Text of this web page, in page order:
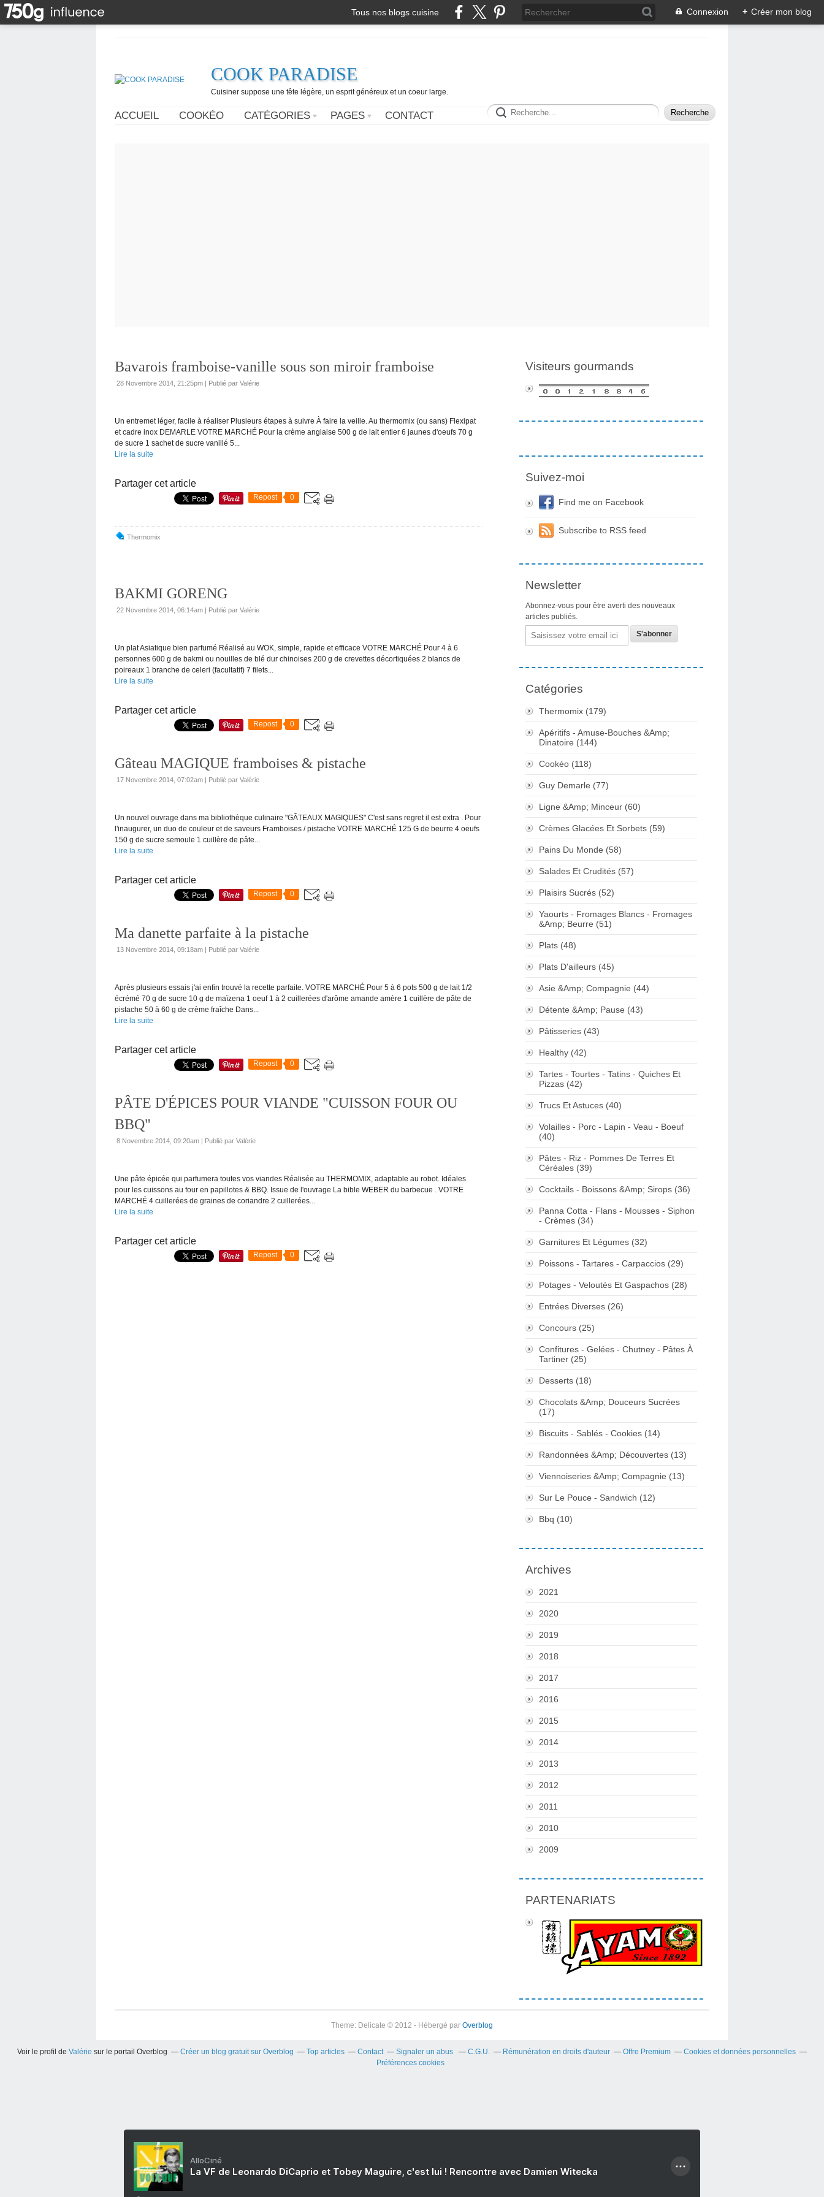
Tous nos blogs cuisine Connexion + Créer mon blog
COOK PARADISE
Cuisiner suppose une tête légère, un esprit généreux et un coeur large.
ACCUEIL COOKÉO CATÉGORIES PAGES CONTACT
Bavarois framboise-vanille sous son miroir framboise
28 Novembre 2014, 21:25pm | Publié par Valérie
Un entremet léger, facile à réaliser Plusieurs étapes à suivre À faire la veille. Au thermomix (ou sans) Flexipat
et cadre inox DEMARLE VOTRE MARCHÉ Pour la crème anglaise 500 g de lait entier 6 jaunes d'oeufs 70 g
de sucre 1 sachet de sucre vanillé 5...
Lire la suite
Partager cet article
Repost 0
Thermomix
BAKMI GORENG
22 Novembre 2014, 06:14am | Publié par Valérie
Un plat Asiatique bien parfumé Réalisé au WOK, simple, rapide et efficace VOTRE MARCHÉ Pour 4 à 6
personnes 600 g de bakmi ou nouilles de blé dur chinoises 200 g de crevettes décortiquées 2 blancs de
poireaux 1 branche de celeri (facultatif) 7 filets...
Lire la suite
Partager cet article
Repost 0
Gâteau MAGIQUE framboises & pistache
17 Novembre 2014, 07:02am | Publié par Valérie
Un nouvel ouvrage dans ma bibliothèque culinaire "GÂTEAUX MAGIQUES" C'est sans regret il est extra . Pour
l'inaugurer, un duo de couleur et de saveurs Framboises / pistache VOTRE MARCHÉ 125 G de beurre 4 oeufs
150 g de sucre semoule 1 cuillère de pâte...
Lire la suite
Partager cet article
Repost 0
Ma danette parfaite à la pistache
13 Novembre 2014, 09:18am | Publié par Valérie
Après plusieurs essais j'ai enfin trouvé la recette parfaite. VOTRE MARCHÉ Pour 5 à 6 pots 500 g de lait 1/2
écrémé 70 g de sucre 10 g de maïzena 1 oeuf 1 à 2 cuillerées d'arôme amande amère 1 cuillère de pâte de
pistache 50 à 60 g de crème fraîche Dans...
Lire la suite
Partager cet article
Repost 0
PÂTE D'ÉPICES POUR VIANDE "CUISSON FOUR OU
BBQ"
8 Novembre 2014, 09:20am | Publié par Valérie
Une pâte épicée qui parfumera toutes vos viandes Réalisée au THERMOMIX, adaptable au robot. Idéales
pour les cuissons au four en papillotes & BBQ. Issue de l'ouvrage La bible WEBER du barbecue . VOTRE
MARCHÉ 4 cuillerées de graines de coriandre 2 cuillerées...
Lire la suite
Partager cet article
Repost 0
Visiteurs gourmands
Suivez-moi
Find me on Facebook
Subscribe to RSS feed
Newsletter
Abonnez-vous pour être averti des nouveaux
articles publiés.
Email
Catégories
Thermomix (179)
Apéritifs - Amuse-Bouches &Amp;
Dinatoire (144)
Cookéo (118)
Guy Demarle (77)
Ligne &Amp; Minceur (60)
Crèmes Glacées Et Sorbets (59)
Pains Du Monde (58)
Salades Et Crudités (57)
Plaisirs Sucrés (52)
Yaourts - Fromages Blancs - Fromages
&Amp; Beurre (51)
Plats (48)
Plats D'ailleurs (45)
Asie &Amp; Compagnie (44)
Détente &Amp; Pause (43)
Pâtisseries (43)
Healthy (42)
Tartes - Tourtes - Tatins - Quiches Et
Pizzas (42)
Trucs Et Astuces (40)
Volailles - Porc - Lapin - Veau - Boeuf
(40)
Pâtes - Riz - Pommes De Terres Et
Céréales (39)
Cocktails - Boissons &Amp; Sirops (36)
Panna Cotta - Flans - Mousses - Siphon
- Crèmes (34)
Garnitures Et Légumes (32)
Poissons - Tartares - Carpaccios (29)
Potages - Veloutés Et Gaspachos (28)
Entrées Diverses (26)
Concours (25)
Confitures - Gelées - Chutney - Pâtes À
Tartiner (25)
Desserts (18)
Chocolats &Amp; Douceurs Sucrées
(17)
Biscuits - Sablés - Cookies (14)
Randonnées &Amp; Découvertes (13)
Viennoiseries &Amp; Compagnie (13)
Sur Le Pouce - Sandwich (12)
Bbq (10)
Archives
2021
2020
2019
2018
2017
2016
2015
2014
2013
2012
2011
2010
2009
PARTENARIATS
Theme: Delicate © 2012 - Hébergé par Overblog
Voir le profil de Valérie sur le portail Overblog Créer un blog gratuit sur Overblog Top articles Contact Signaler un abus C.G.U. Rémunération en droits d'auteur Offre Premium
Cookies et données personnelles
Préférences cookies
AlloCiné
La VF de Leonardo DiCaprio et Tobey Maguire, c'est lui ! Rencontre avec Damien Witecka